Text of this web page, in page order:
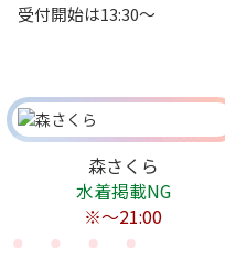
受付開始は13:30～
森さくら
水着掲載NG
※～21:00